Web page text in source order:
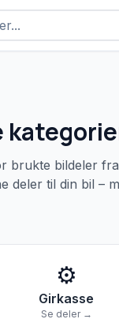
brukte bildeler
deler til din bil –
⚙️
Girkasse
Se deler →